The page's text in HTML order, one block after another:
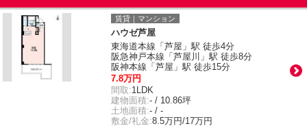
賃貸｜マンション
ハウゼ芦屋
東海道本線「芦屋」駅 徒歩4分
阪急神戸本線「芦屋川」駅 徒歩8分
阪神本線「芦屋」駅 徒歩15分
7.8万円
間取:1LDK
建物面積:- / 10.86坪
土地面積:- / -
敷金/礼金:8.5万円/17万円